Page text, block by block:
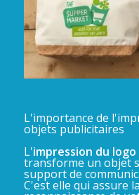
L'importance de
objets publicitaires
L'impression du logo
transforme un objet
support de
C'est elle qui assure